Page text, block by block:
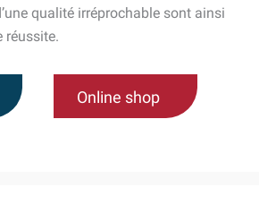
qualité irréprochable sont ainsi
réussite.
Online shop